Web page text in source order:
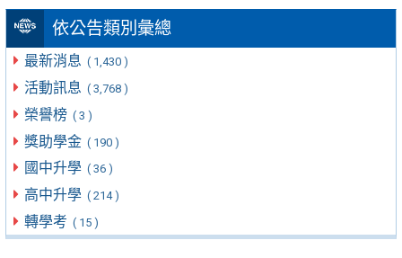
依公告類別彙總
最新消息 ( 1,430 )
活動訊息 ( 3,768 )
榮譽榜 ( 3 )
獎助學金 ( 190 )
國中升學 ( 36 )
高中升學 ( 214 )
轉學考 ( 15 )